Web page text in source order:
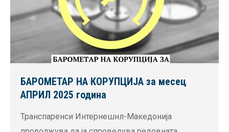
БАРОМЕТАР НА КОРУПЦИЈА за месец
АПРИЛ 2025 година
Транспаренси Интернешнл-Македонија